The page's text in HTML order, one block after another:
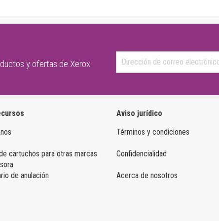
y ofertas de Xerox
cartuchos para otras marcas
de anulación
Aviso jurídico
Términos y condiciones
Confidencialidad
Acerca de nosotros